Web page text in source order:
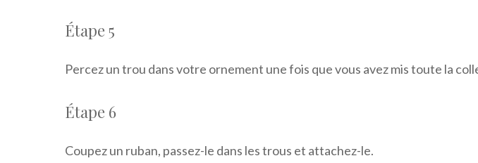
Étape 5
Percez un trou dans votre ornement une fois que vous avez mis toute la
Étape 6
Coupez un ruban, passez-le dans les trous et attachez-le.